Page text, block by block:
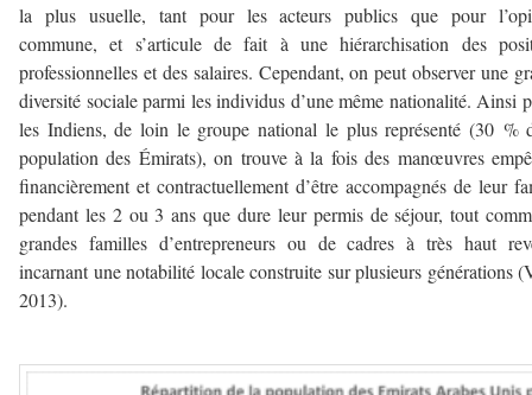
la plus usuelle, tant pour les acteurs publics que pour
commune, et s’articule de fait à une hiérarchisation des
professionnelles et des salaires. Cependant, on peut observer une
diversité sociale parmi les individus d’une même nationalité. Ainsi
les Indiens, de loin le groupe national le plus représenté (30 %
population des Émirats), on trouve à la fois des manœuvres
financièrement et contractuellement d’être accompagnés de leur
pendant les 2 ou 3 ans que dure leur permis de séjour, tout
grandes familles d’entrepreneurs ou de cadres à très haut
incarnant une notabilité locale construite sur plusieurs générations
2013).